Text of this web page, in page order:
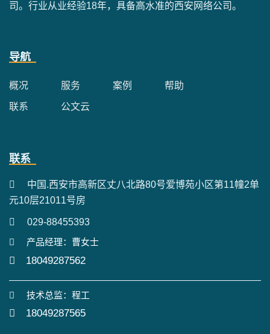
司。行业从业经验18年，具备高水准的西安网络公司。
导航
概况 服务 案例 帮助
联系 公文云
联系
中国.西安市高新区丈八北路80号爱博苑小区第11幢2单
元10层21011号房
029-88455393
产品经理：曹女士
18049287562
技术总监：程工
18049287565